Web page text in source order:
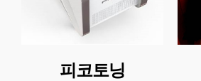
피코토닝